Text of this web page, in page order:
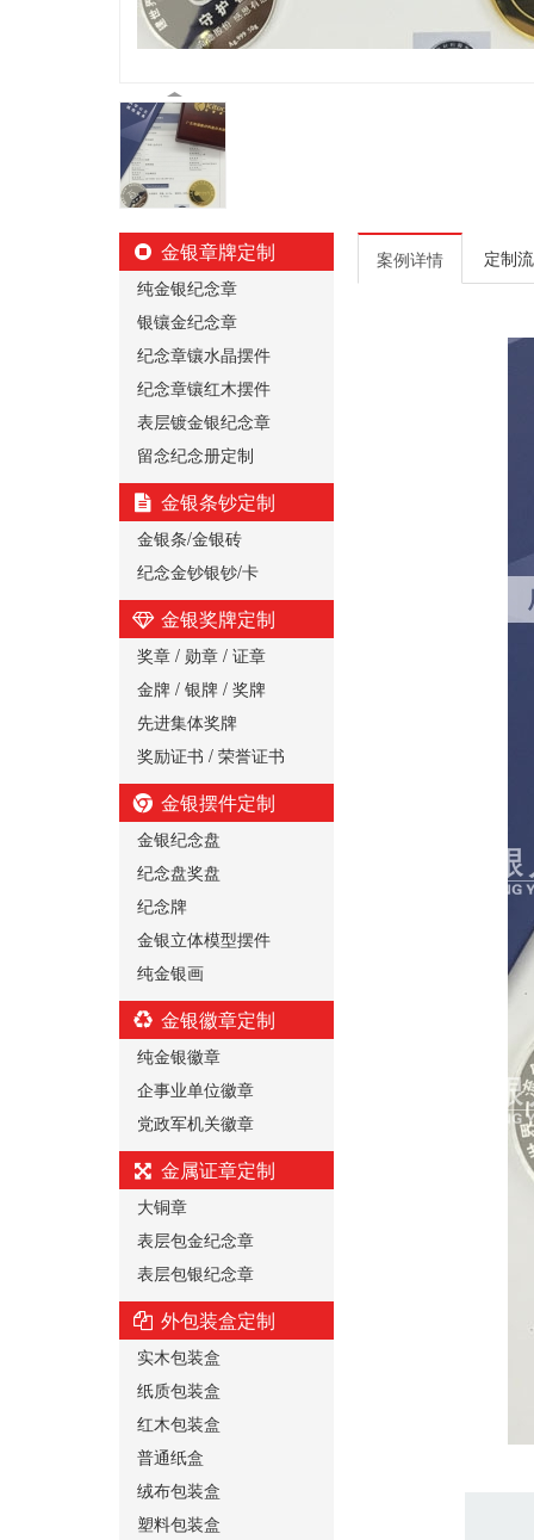
金银章牌定制
纯金银纪念章
银镶金纪念章
纪念章镶水晶摆件
纪念章镶红木摆件
表层镀金银纪念章
留念纪念册定制
金银条钞定制
金银条/金银砖
纪念金钞银钞/卡
金银奖牌定制
奖章 / 勋章 / 证章
金牌 / 银牌 / 奖牌
先进集体奖牌
奖励证书 / 荣誉证书
金银摆件定制
金银纪念盘
纪念盘奖盘
纪念牌
金银立体模型摆件
纯金银画
金银徽章定制
纯金银徽章
企事业单位徽章
党政军机关徽章
金属证章定制
大铜章
表层包金纪念章
表层包银纪念章
外包装盒定制
实木包装盒
纸质包装盒
红木包装盒
普通纸盒
绒布包装盒
塑料包装盒
案例详情 定制